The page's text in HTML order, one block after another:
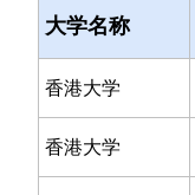
大学名称
香港大学
香港大学